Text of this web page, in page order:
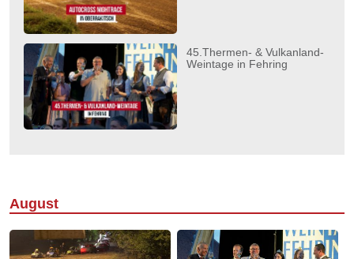
45.Thermen- & Vulkanland-
Weintage in Fehring
August